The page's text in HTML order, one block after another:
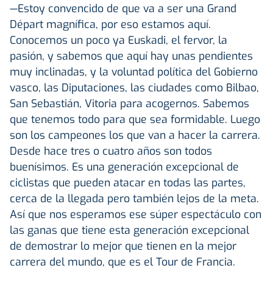
—Estoy convencido de que va a ser una Grand
Départ magnífica, por eso estamos aquí.
Conocemos un poco ya Euskadi, el fervor, la
pasión, y sabemos que aquí hay unas pendientes
muy inclinadas, y la voluntad política del Gobierno
vasco, las Diputaciones, las ciudades como Bilbao,
San Sebastián, Vitoria para acogernos. Sabemos
que tenemos todo para que sea formidable. Luego
son los campeones los que van a hacer la carrera.
Desde hace tres o cuatro años son todos
buenísimos. Es una generación excepcional de
ciclistas que pueden atacar en todas las partes,
cerca de la llegada pero también lejos de la meta.
Así que nos esperamos ese súper espectáculo con
las ganas que tiene esta generación excepcional
de demostrar lo mejor que tienen en la mejor
carrera del mundo, que es el Tour de Francia.